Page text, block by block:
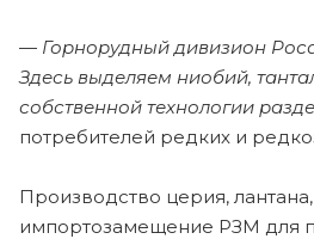
— Горнорудный дивизион
Здесь выделяем ниобий,
собственной технологии
потребителей редких и
Производство церия,
импортозамещение РЗМ для